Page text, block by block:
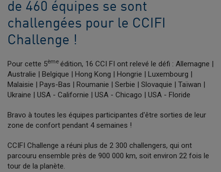
de 460 équipes se sont
challengées pour le CCIFI
Challenge !
Pour cette 5ème édition, 16 CCI FI ont relevé le défi : Allemagne |
Australie | Belgique | Hong Kong | Hongrie | Luxembourg |
Malaisie | Pays-Bas | Roumanie | Serbie | Slovaquie | Taïwan |
Ukraine | USA - Californie | USA - Chicago | USA - Floride
Bravo à toutes les équipes participantes d'être sorties de leur
zone de confort pendant 4 semaines !
CCIFI Challenge a réuni plus de 2 300 challengers, qui ont
parcouru ensemble près de 900 000 km, soit environ 22 fois le
tour de la planète.